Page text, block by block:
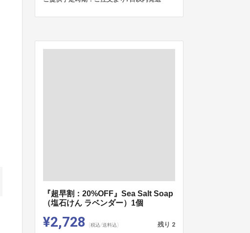
『超早割：20%OFF』Sea Salt Soap
（塩石けん ラベンダー）1個
¥2,728 (税込/送料込) 残り 2